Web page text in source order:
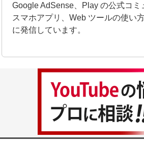
Google AdSense、Play の公式コミ
スマホアプリ、Web ツールの使い
に発信しています。